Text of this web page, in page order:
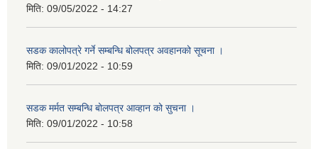
मिति: 09/05/2022 - 14:27
सडक कालोपत्रे गर्ने सम्बन्धि बोलपत्र अवहानको सूचना ।
मिति: 09/01/2022 - 10:59
सडक मर्मत सम्बन्धि बोलपत्र आव्हान को सुचना ।
मिति: 09/01/2022 - 10:58